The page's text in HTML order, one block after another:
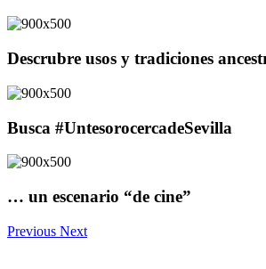
Descrubre usos y tradiciones
Busca #UntesorocercadeSevilla
… un escenario “de cine”
Previous Next